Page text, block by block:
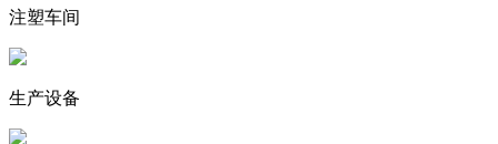
注塑车间
生产设备